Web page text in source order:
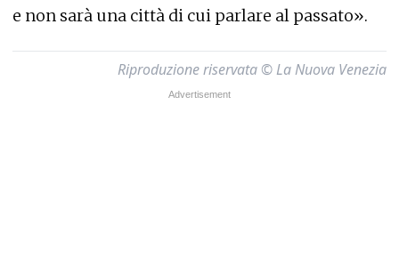
e non sarà una città di cui parlare al passato».
Riproduzione riservata © La Nuova Venezia